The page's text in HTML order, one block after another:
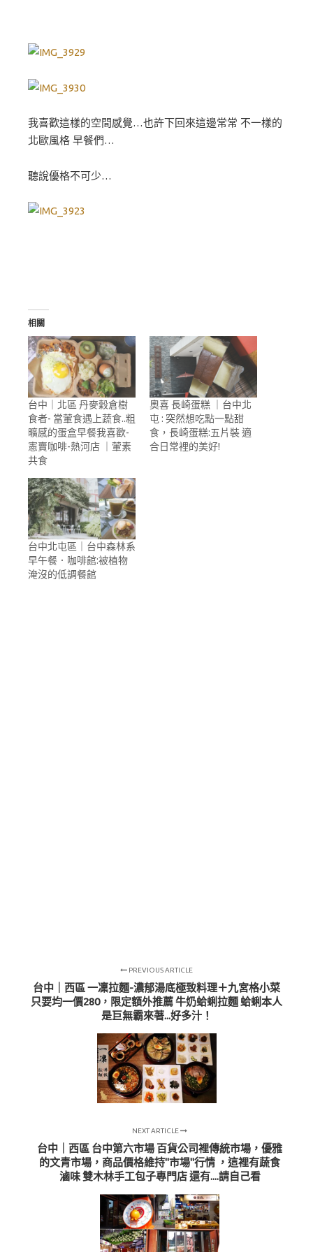
我喜歡這樣的空間感覺…也許下回來這邊常常 不一樣的
北歐風格 早餐們…
聽說優格不可少…
相關
台中｜北區 丹麥穀倉樹
食者- 當葷食遇上蔬食..粗
曠感的蛋盒早餐我喜歡-
憲賣咖啡-熱河店 ｜葷素
共食
奧喜 長崎蛋糕 ｜台中北
屯 : 突然想吃點一點甜
食，長崎蛋糕:五片裝 適
合日常裡的美好!
台中北屯區｜台中森林系
早午餐．咖啡館:被植物
淹沒的低調餐館
PREVIOUS ARTICLE
台中｜西區 一凜拉麵-濃郁湯底極致料理＋九宮格小菜
只要均一價280，限定額外推薦 牛奶蛤蜊拉麵 蛤蜊本人
是巨無霸來著...好多汁！
NEXT ARTICLE
台中｜西區 台中第六市場 百貨公司裡傳統市場，優雅
的文青市場，商品價格維持"市場"行情 ，這裡有蔬食
滷味 雙木林手工包子專門店 還有....請自己看